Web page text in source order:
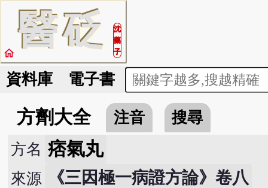
醫砭
沈
藥
子
home
資料庫 電子書
方劑大全 注音 搜尋
方名 痞氣丸
來源 《三因極一病證方論》卷八